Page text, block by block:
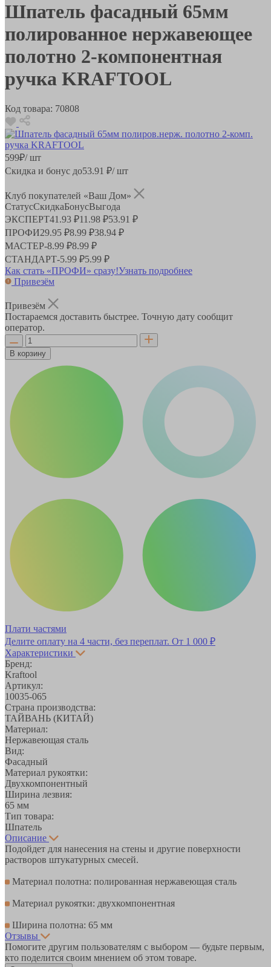
Шпатель фасадный 65мм
полированное нержавеющее
полотно 2-компонентная
ручка KRAFTOOL
Код товара: 70808
599₽/ шт
Скидка и бонус до53.91 ₽/ шт
Клуб покупателей «Ваш Дом»
СтатусСкидкаБонусВыгода
ЭКСПЕРТ41.93 ₽11.98 ₽53.91 ₽
ПРОФИ29.95 ₽8.99 ₽38.94 ₽
МАСТЕР-8.99 ₽8.99 ₽
СТАНДАРТ-5.99 ₽5.99 ₽
Как стать «ПРОФИ» сразу!Узнать подробнее
Привезём
Привезём
Постараемся доставить быстрее. Точную дату сообщит
оператор.
В корзину
Плати частями
Делите оплату на 4 части, без переплат. От 1 000 ₽
Характеристики
Бренд:
Kraftool
Артикул:
10035-065
Страна производства:
ТАЙВАНЬ (КИТАЙ)
Материал:
Нержавеющая сталь
Вид:
Фасадный
Материал рукоятки:
Двухкомпонентный
Ширина лезвия:
65 мм
Тип товара:
Шпатель
Описание
Подойдет для нанесения на стены и другие поверхности
растворов штукатурных смесей.
Материал полотна: полированная нержавеющая сталь
Материал рукоятки: двухкомпонентная
Ширина полотна: 65 мм
Отзывы
Помогите другим пользователям с выбором — будьте первым,
кто поделится своим мнением об этом товаре.